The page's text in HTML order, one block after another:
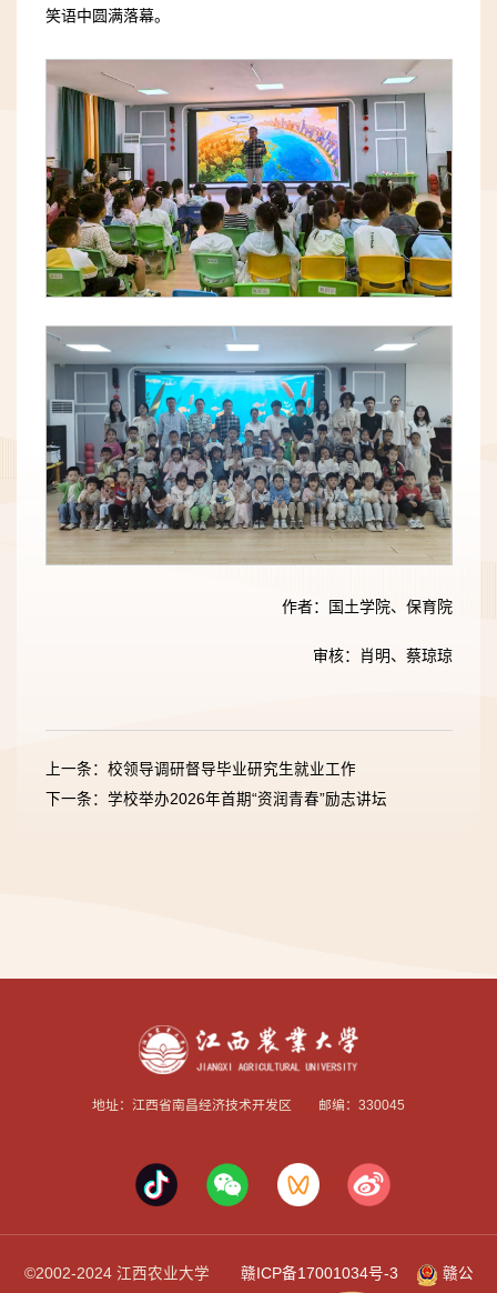
笑语中圆满落幕。
作者：国土学院、保育院
审核：肖明、蔡琼琼
上一条：校领导调研督导毕业研究生就业工作
下一条：学校举办2026年首期“资润青春”励志讲坛
地址：江西省南昌经济技术开发区 邮编：330045
©2002-2024 江西农业大学 赣ICP备17001034号-3 赣公